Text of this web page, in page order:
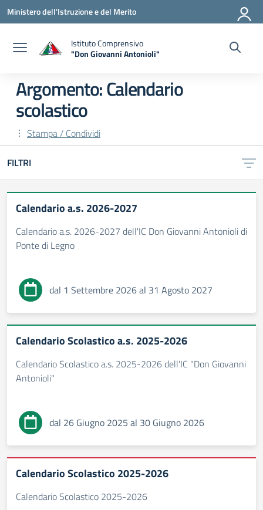
Vai ai contenuti
Vai al menu di navigazione
Vai al footer
Ministero dell'Istruzione e del Merito
Istituto Comprensivo
"Don Giovanni Antonioli"
Argomento: Calendario
scolastico
Stampa / Condividi
FILTRI
Calendario a.s. 2026-2027
Calendario a.s. 2026-2027 dell'IC Don Giovanni Antonioli di
Ponte di Legno
dal 1 Settembre 2026 al 31 Agosto 2027
Calendario Scolastico a.s. 2025-2026
Calendario Scolastico a.s. 2025-2026 dell'IC "Don Giovanni
Antonioli"
dal 26 Giugno 2025 al 30 Giugno 2026
Calendario Scolastico 2025-2026
Calendario Scolastico 2025-2026